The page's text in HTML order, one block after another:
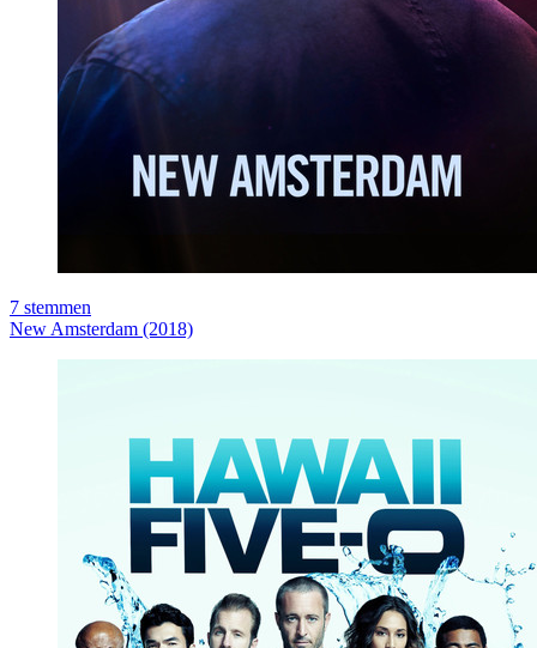
7 stemmen
New Amsterdam (2018)